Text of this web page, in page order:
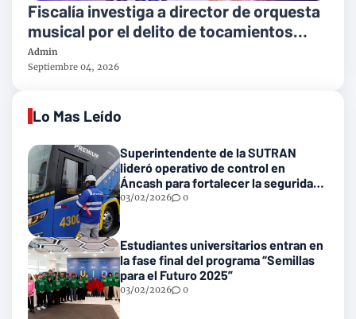
Fiscalía investiga a director de orquesta
musical por el delito de tocamientos
indebidos
Admin
Septiembre 04, 2026
Lo Mas Leído
Superintendente de la SUTRAN
lideró operativo de control en
Áncash para fortalecer la seguridad
en las vías nacionales
03/02/2026 0
Estudiantes universitarios entran en
la fase final del programa “Semillas
para el Futuro 2025”
03/02/2026 0